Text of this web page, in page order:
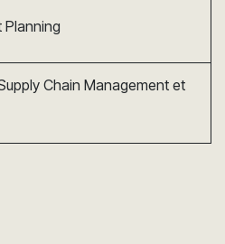
Planning
Chain Management et